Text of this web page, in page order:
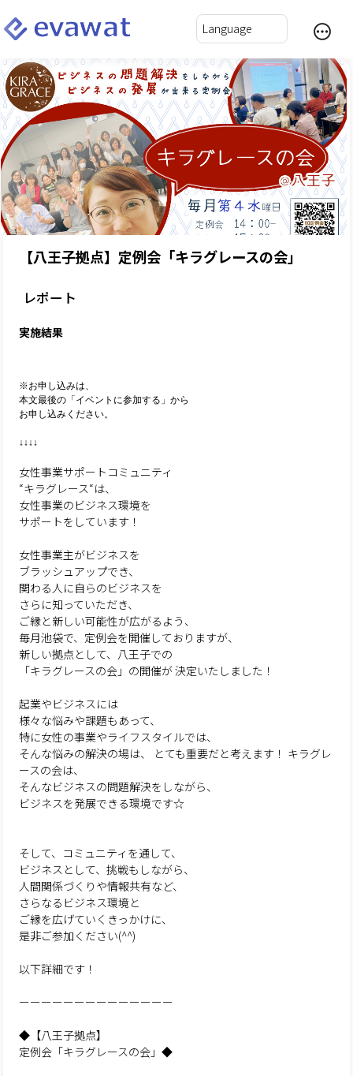
【八王子拠点】定例会「キラグレースの会」
レポート
実施結果
※お申し込みは、
本文最後の「イベントに参加する」から
お申し込みください。
↓↓↓↓
女性事業サポートコミュニティ
“キラグレース“は、
女性事業のビジネス環境を
サポートをしています！
女性事業主がビジネスを
ブラッシュアップでき、
関わる人に自らのビジネスを
さらに知っていただき、
ご縁と新しい可能性が広がるよう、
毎月池袋で、定例会を開催しておりますが、
新しい拠点として、八王子での
「キラグレースの会」の開催が決定いたしました！
起業やビジネスには
様々な悩みや課題もあって、
特に女性の事業やライフスタイルでは、
そんな悩みの解決の場は、
とても重要だと考えます！ キラグレ
ースの会は、
そんなビジネスの問題解決をしながら、
ビジネスを発展できる環境です☆
そして、コミュニティを通して、
ビジネスとして、挑戦もしながら、
人間関係づくりや情報共有など、
さらなるビジネス環境と
ご縁を広げていくきっかけに、
是非ご参加ください(^^)
以下詳細です！
ーーーーーーーーーーーーーー
◆【八王子拠点】
定例会「キラグレースの会」◆